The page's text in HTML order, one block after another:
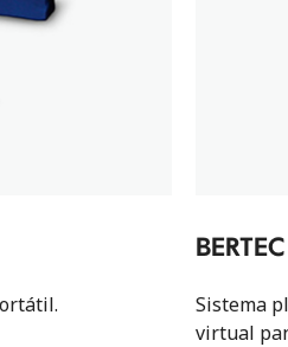
Sistema
virtual